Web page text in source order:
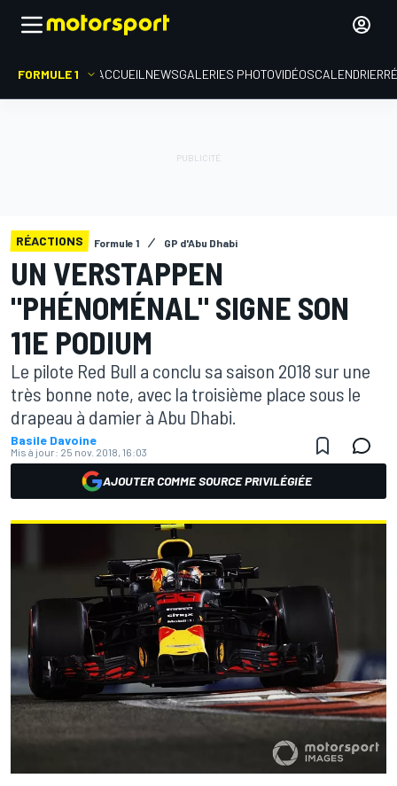
FORMULE 1 ACCUEIL NEWSGALERIES PHOTOVIDÉOSCALENDRIER
RÉACTIONS Formule 1 GP d'Abu Dhabi
UN VERSTAPPEN
"PHÉNOMÉNAL" SIGNE SON
11E PODIUM
Le pilote Red Bull a conclu sa saison 2018 sur une
très bonne note, avec la troisième place sous le
drapeau à damier à Abu Dhabi.
Basile Davoine
Mis à jour: 25 nov. 2018, 16:03
AJOUTER COMME SOURCE PRIVILÉGIÉE